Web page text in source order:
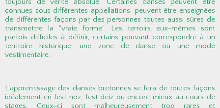
connues sous différentes appellations, peuvent être enseignées
de différentes façons par des personnes toutes aussi sûres de
transmettre la "vraie forme". Les terroirs eux-mêmes sont
parfois difficiles à définir, certains pouvant correspondre à un
territoire historique, une zone de danse ou une mode
vestimentaire.
L'apprentissage des danses bretonnes se fera de toutes façons
idéalement en fest noz, fest deiz ou encore mieux au cours de
stages. Ceux-ci sont malheureusement trop rares et